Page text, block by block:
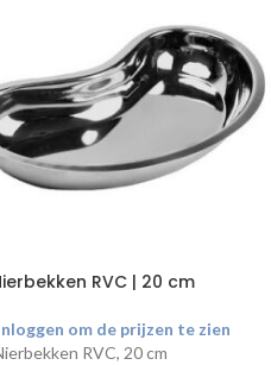
RVC | 20 cm
om de prijzen te zien
RVC, 20 cm